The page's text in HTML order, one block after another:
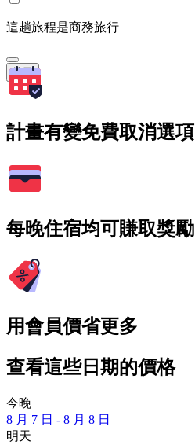
這趟旅程是商務旅行
搜尋
計畫有變免費取消選項
每晚住宿均可賺取獎勵
用會員價省更多
查看這些日期的價格
今晚
8 月 7 日 - 8 月 8 日
明天